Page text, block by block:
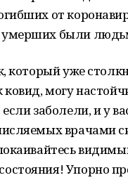
от
были
который уже
ковид, могу
заболели, и у
врачами
Упорно